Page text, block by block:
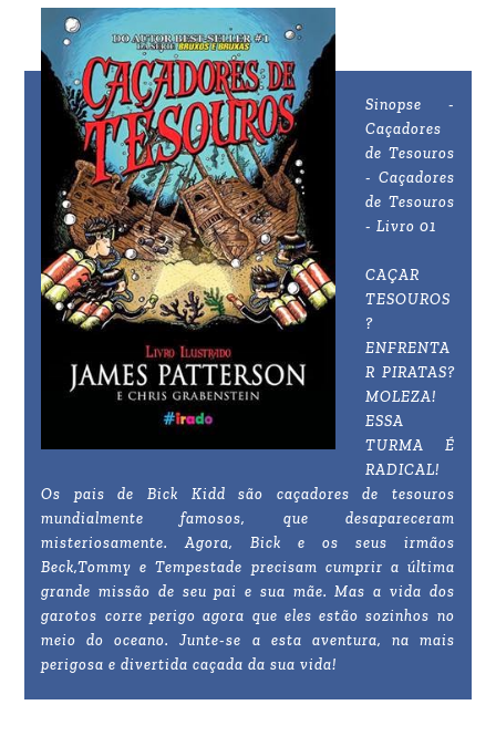
Sinopse -
Caçadores
de Tesouros
- Caçadores
de Tesouros
- Livro 01
CAÇAR
TESOUROS
?
ENFRENTA
R PIRATAS?
MOLEZA!
ESSA
TURMA É
RADICAL!
Os pais de Bick Kidd são caçadores de tesouros
mundialmente famosos, que desapareceram
misteriosamente. Agora, Bick e os seus irmãos
Beck,Tommy e Tempestade precisam cumprir a última
grande missão de seu pai e sua mãe. Mas a vida dos
garotos corre perigo agora que eles estão sozinhos no
meio do oceano. Junte-se a esta aventura, na mais
perigosa e divertida caçada da sua vida!